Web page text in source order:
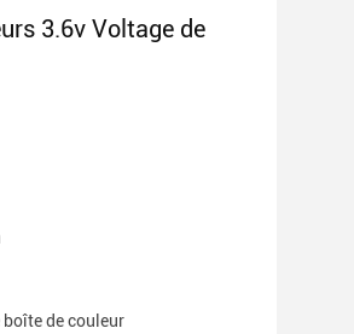
3.6v Voltage de
de couleur